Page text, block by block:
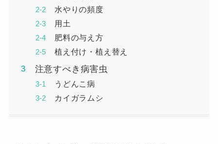
水やりの頻度
用土
肥料の与え方
植え付け・植え替え
注意すべき病害虫
うどんこ病
カイガラムシ